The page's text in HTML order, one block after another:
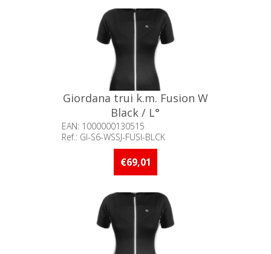
Giordana trui k.m. Fusion W
Black / L°
EAN: 1000000130515
Ref.: GI-S6-WSSJ-FUSI-BLCK
Beschikbaarheid:: Minder dan 5
stuks op voorraad
€69,01